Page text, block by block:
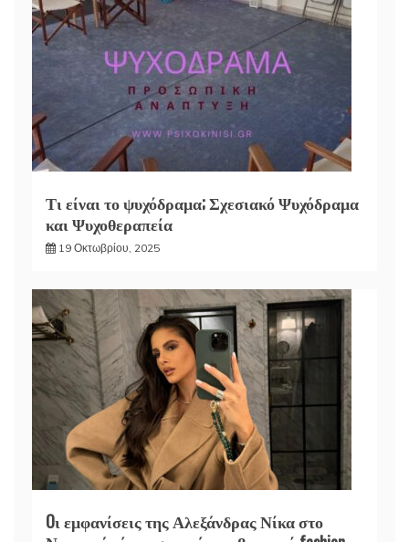
Τι είναι το ψυχόδραμα; Σχεσιακό Ψυχόδραμα
και Ψυχοθεραπεία
19 Οκτωβρίου, 2025
Oι εμφανίσεις της Αλεξάνδρας Νίκα στο